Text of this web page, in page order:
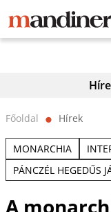
Főoldal ⬤ Hírek
MONARCHIA
PÁNCZÉL HEGEDŰS
A